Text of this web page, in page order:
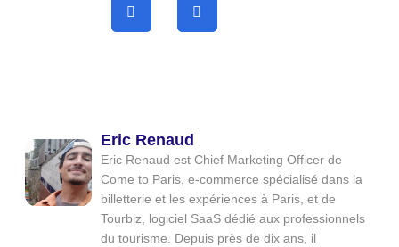
Eric Renaud
Eric Renaud est Chief Marketing Officer de
Come to Paris, e-commerce spécialisé dans la
billetterie et les expériences à Paris, et de
Tourbiz, logiciel SaaS dédié aux professionnels
du tourisme. Depuis près de dix ans, il